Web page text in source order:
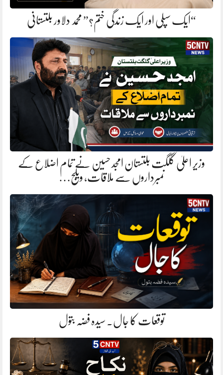
“ایک سپلی اور ایک زندگی ختم؟” محمد دلاور بلتستانی
وزیر اعلیٰ گلگت بلتستان امجد حسین نے تمام اضلاع کے
نمبرداروں سے ملاقات، ویلج…
توقعات کا جال. سیدہ فضہ بتول